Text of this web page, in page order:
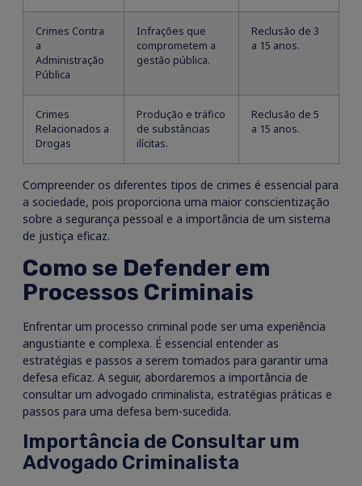
Crimes Contra
a
Administração
Pública
Infrações que
comprometem a
gestão pública.
Reclusão de 3
a 15 anos.
Crimes
Relacionados a
Drogas
Produção e tráfico
de substâncias
ilícitas.
Reclusão de 5
a 15 anos.
Compreender os diferentes tipos de crimes é essencial para
a sociedade, pois proporciona uma maior conscientização
sobre a segurança pessoal e a importância de um sistema
de justiça eficaz.
Como se Defender em
Processos Criminais
Enfrentar um processo criminal pode ser uma experiência
angustiante e complexa. É essencial entender as
estratégias e passos a serem tomados para garantir uma
defesa eficaz. A seguir, abordaremos a importância de
consultar um advogado criminalista, estratégias práticas e
passos para uma defesa bem-sucedida.
Importância de Consultar um
Advogado Criminalista